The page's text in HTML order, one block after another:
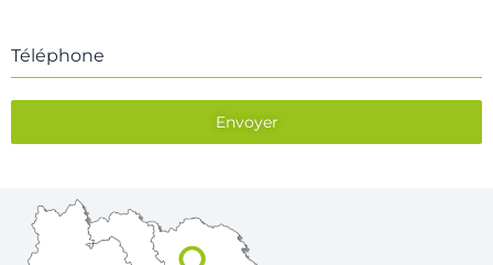
Téléphone
Envoyer